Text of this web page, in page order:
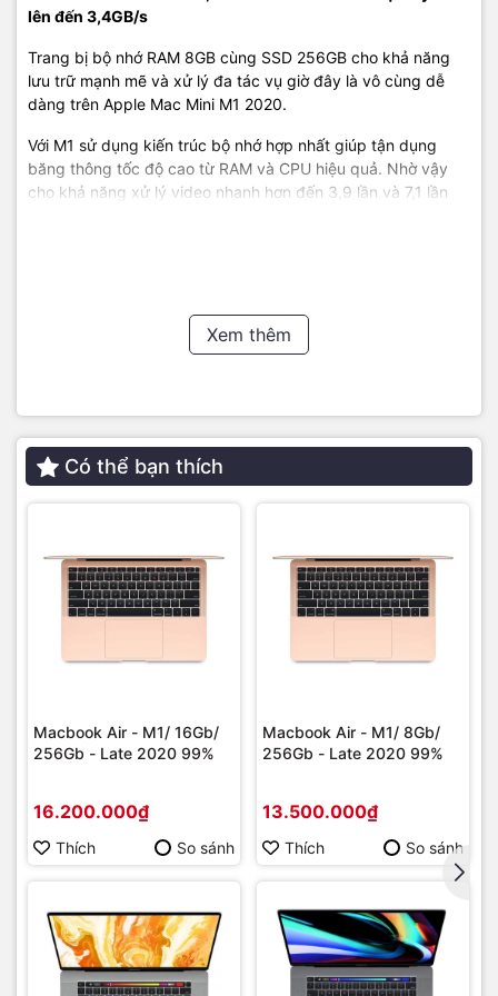
lên đến 3,4GB/s
Trang bị bộ nhớ RAM 8GB cùng SSD 256GB cho khả năng
lưu trữ mạnh mẽ và xử lý đa tác vụ giờ đây là vô cùng dễ
dàng trên Apple Mac Mini M1 2020.
Với M1 sử dụng kiến trúc bộ nhớ hợp nhất giúp tận dụng
băng thông tốc độ cao từ RAM và CPU hiệu quả. Nhờ vậy
cho khả năng xử lý video nhanh hơn đến 3,9 lần và 7,1 lần
Cổng Thunderbot / USB 4 truyền tải dữ liệu lên đến
40GB/s, HDMI 2.0 truyền màn hình độ phân giải cao
siêu cao lên đến 40GB/s/.
Kết nối internet tốc độ cao với Wi-Fi 6 và cổng Ethernet
Gigabit
Nếu là người dùng yêu thích các nội dung giải trí internet với
chất lượng tốt nhất, thì Mac Mini M1 2020 sẽ không khiến
bạn phải thất vọng với Wi-Fi 6 mới nhất cho tốc độ
download và upload lên đến 1,2GB/s.
Xem thêm
Có thể bạn thích
Macbook Air - M1/ 16Gb/
256Gb - Late 2020 99%
16.200.000₫
Thích So sánh
Macbook Air - M1/ 8Gb/
256Gb - Late 2020 99%
13.500.000₫
Thích So sánh